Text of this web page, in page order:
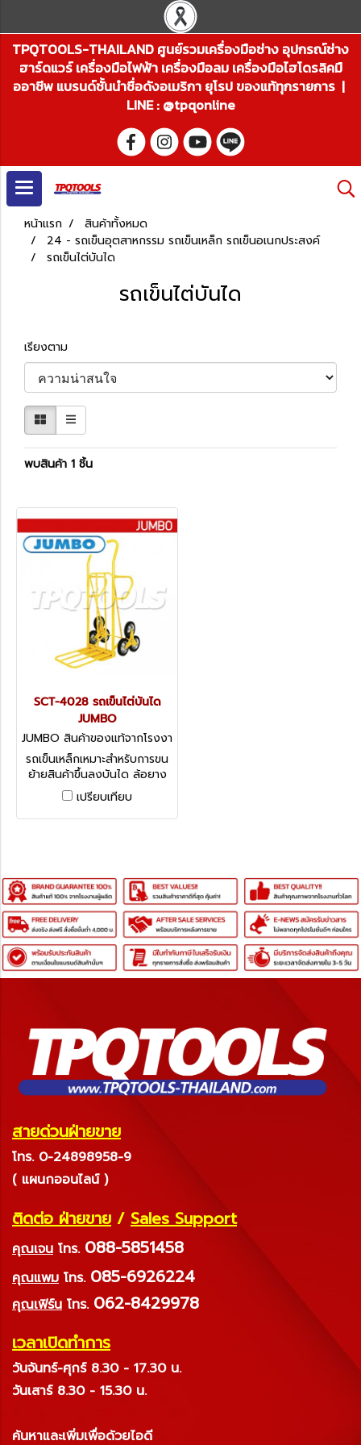
TPQTOOLS-THAILAND ศูนย์รวมเครื่องมือช่าง อุปกรณ์ช่าง
ฮาร์ดแวร์ เครื่องมือไฟฟ้า เครื่องมือลม เครื่องมือไฮโดรลิคมื
ออาชีพ แบรนด์ชั้นนำชื่อดังอเมริกา ยุโรป ของแท้ทุกรายการ |
LINE : @tpqonline
หน้าแรก
สินค้าทั้งหมด
24 - รถเข็นอุตสาหกรรม รถเข็นเหล็ก รถเข็นอเนกประสงค์
รถเข็นไต่บันได
รถเข็นไต่บันได
เรียงตาม
พบสินค้า 1 ชิ้น
SCT-4028 รถเข็นไต่บันได
JUMBO
JUMBO สินค้าของแท้จากโรงงา
นผู้ผลิต SCT-4028
รถเข็นเหล็กเหมาะสำหรับการขน
ย้ายสินค้าขึ้นลงบันได ล้อยาง
ข้างละ 3 ลูก แบบโครงสร้างทั้ง
ตัวผลิตจากเหล็ก
เปรียบเทียบ
สายด่วนฝ่ายขาย
โทร. 0-24898958-9
( แผนกออนไลน์ )
ติดต่อ ฝ่ายขาย / Sales Support
คุณเจน โทร. 088-5851458
คุณแพม โทร. 085-6926224
คุณเฟิร์น โทร. 062-8429978
เวลาเปิดทำการ
วันจันทร์-ศุกร์ 8.30 - 17.30 น.
วันเสาร์ 8.30 - 15.30 น.
ค้นหาและเพิ่มเพื่อด้วยไอดี